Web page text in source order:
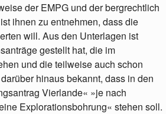
der EMPG und der bergrechtlich
ihnen zu entnehmen, dass die
will. Aus den Unterlagen ist
gestellt hat, die im
und die teilweise auch schon
hinaus bekannt, dass in den
Vierlande« »je nach
Explorationsbohrung« stehen soll.